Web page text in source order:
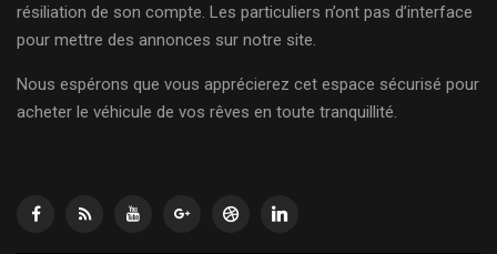
résiliation de son compte. Les particuliers n’ont pas d’interface
pour mettre des annonces sur notre site.
Nous espérons que vous apprécierez cet espace sécurisé pour
acheter le véhicule de vos rêves en toute tranquillité.